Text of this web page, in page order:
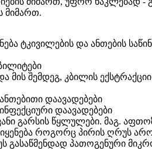
მიმართ.
ტკივილების და ანთების
მის შემდეგ, კბილის
დაავადებები
დაავადებები
გარსის წყლულები. მაგ.
როგორც პირის ღრუს
გასაწმენდად პათოგენური